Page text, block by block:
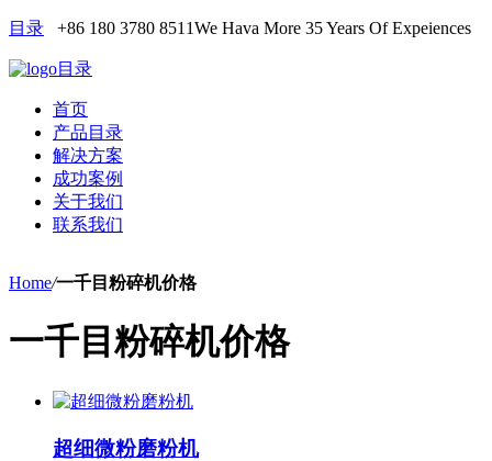
目录 +86 180 3780 8511We Hava More 35 Years Of Expeiences
目录
首页
产品目录
解决方案
成功案例
关于我们
联系我们
Home/一千目粉碎机价格
一千目粉碎机价格
超细微粉磨粉机